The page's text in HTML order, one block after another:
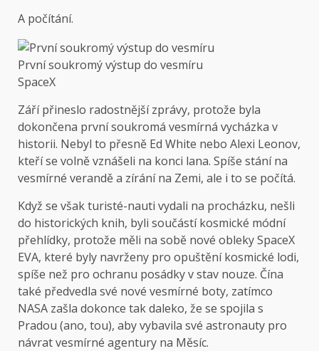
A počítání.
První soukromý výstup do vesmíru
SpaceX
Září přineslo radostnější zprávy, protože byla
dokončena první soukromá vesmírná vycházka v
historii. Nebyl to přesně Ed White nebo Alexi Leonov,
kteří se volně vznášeli na konci lana. Spíše stání na
vesmírné verandě a zírání na Zemi, ale i to se počítá.
Když se však turisté-nauti vydali na procházku, nešli
do historických knih, byli součástí kosmické módní
přehlídky, protože měli na sobě nové obleky SpaceX
EVA, které byly navrženy pro opuštění kosmické lodi,
spíše než pro ochranu posádky v stav nouze. Čína
také předvedla své nové vesmírné boty, zatímco
NASA zašla dokonce tak daleko, že se spojila s
Pradou (ano, tou), aby vybavila své astronauty pro
návrat vesmírné agentury na Měsíc.